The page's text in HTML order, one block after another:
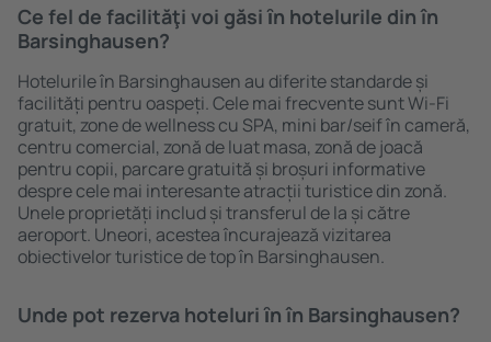
Ce fel de facilităţi voi găsi ȋn hotelurile din în
Barsinghausen?
Hotelurile în Barsinghausen au diferite standarde și
facilități pentru oaspeți. Cele mai frecvente sunt Wi-Fi
gratuit, zone de wellness cu SPA, mini bar/seif în cameră,
centru comercial, zonă de luat masa, zonă de joacă
pentru copii, parcare gratuită și broșuri informative
despre cele mai interesante atracții turistice din zonă.
Unele proprietăți includ și transferul de la și către
aeroport. Uneori, acestea încurajează vizitarea
obiectivelor turistice de top în Barsinghausen.
Unde pot rezerva hoteluri ȋn în Barsinghausen?